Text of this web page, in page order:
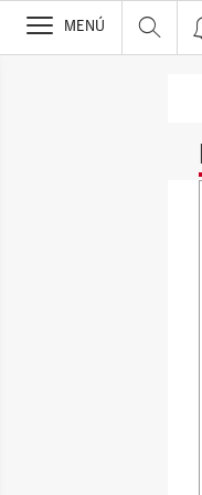
>
MENÚ